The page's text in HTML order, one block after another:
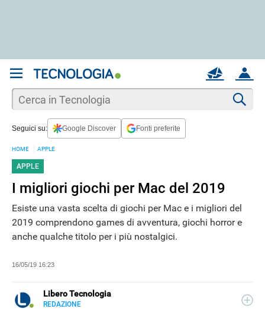
ACCOUNT
MAIL
Seguici su: Google Discover Fonti preferite
HOME APPLE
APPLE
I migliori giochi per Mac del 2019
Esiste una vasta scelta di giochi per Mac e i migliori del
2019 comprendono games di avventura, giochi horror e
anche qualche titolo per i più nostalgici.
16/05/19 16:23
Libero Tecnologia
REDAZIONE